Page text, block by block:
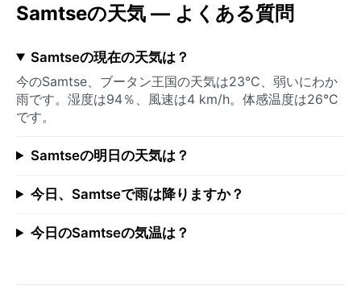
Samtseの天気 — よくある質問
Samtseの現在の天気は？
今のSamtse、ブータン王国の天気は23°C、弱いにわか
雨です。湿度は94％、風速は4 km/h。体感温度は26°C
です。
Samtseの明日の天気は？
今日、Samtseで雨は降りますか？
今日のSamtseの気温は？